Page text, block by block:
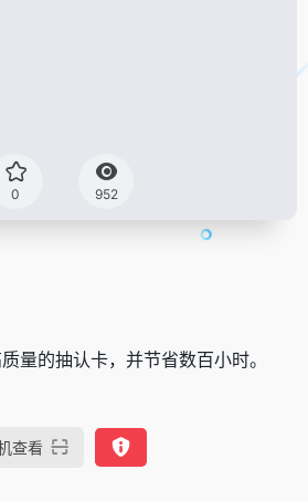
0 952
量的抽认卡，并节省数百小时。
查看